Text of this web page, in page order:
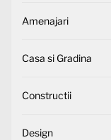
Amenajari
Casa si Gradina
Constructii
Design